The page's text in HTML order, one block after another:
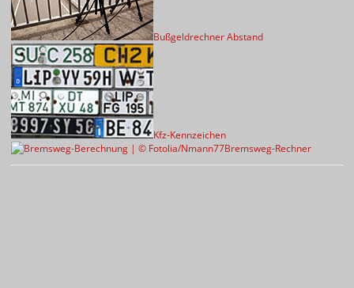
Bußgeldrechner Abstand
Kfz-Kennzeichen
Bremsweg-Rechner